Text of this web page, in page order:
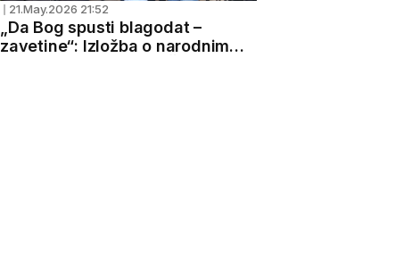
❘ 21.May.2026 21:52
„Da Bog spusti blagodat –
zavetine“: Izložba o narodnim